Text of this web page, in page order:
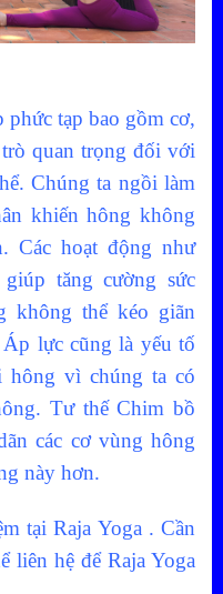
tạp bao gồm cơ,
quan trọng đối với
Chúng ta ngồi làm
khiến hông không
Các hoạt động như
tăng cường sức
không thể kéo giãn
lực cũng là yếu tố
hông vì chúng ta có
Tư thế Chim bồ
các cơ vùng hông
này hơn.
tại Raja Yoga . Cần
liên hệ để Raja Yoga